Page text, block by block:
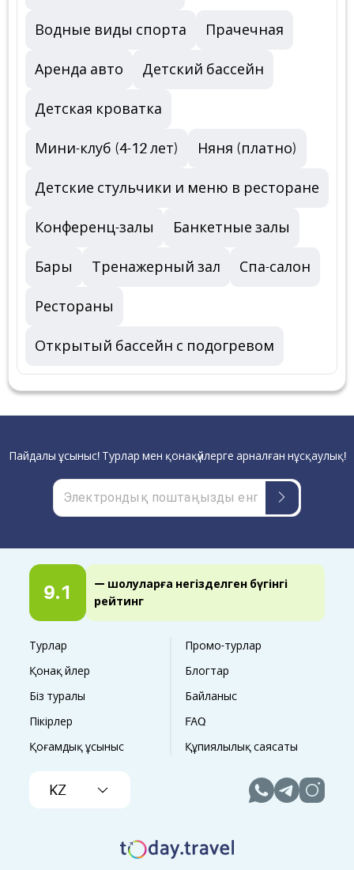
Водные виды спорта Прачечная
Аренда авто Детский бассейн
Детская кроватка
Мини-клуб (4-12 лет) Няня (платно)
Детские стульчики и меню в ресторане
Конференц-залы Банкетные залы
Бары Тренажерный зал Спа-салон
Рестораны
Открытый бассейн с подогревом
9.1
— шолуларға негізделген бүгінгі
рейтинг
Турлар
Промо-турлар
Қонақ үйлер
Блогтар
Біз туралы
Байланыс
Пікірлер
FAQ
Қоғамдық ұсыныс
Құпиялылық саясаты
KZ
Пайдалы ұсыныс! Турлар мен қонақүйлерге арналған нұсқаулық!